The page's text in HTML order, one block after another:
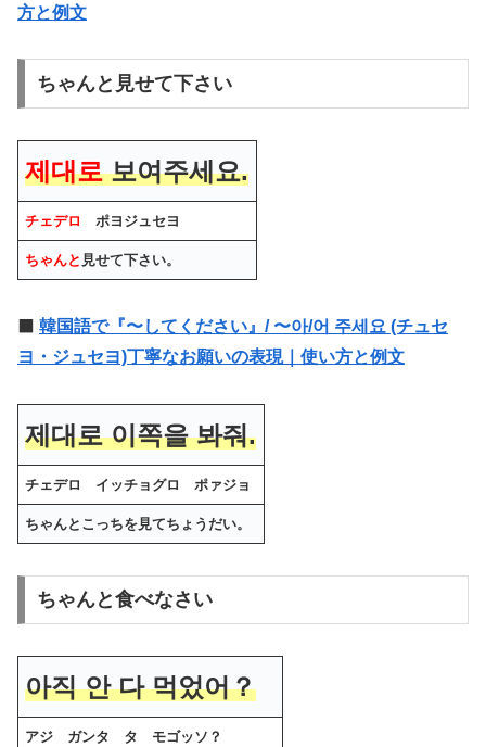
方と例文
ちゃんと見せて下さい
제대로보여주세요.
チェデロ ポヨジュセヨ
ちゃんと 見せて下さい。
韓国語で『〜してください』/ 〜아/어 주세요 (チュセ
ヨ・ジュセヨ)丁寧なお願いの表現｜使い方と例文
제대로 이쪽을 봐줘.
チェデロ イッチョグロ ポァジョ
ちゃんとこっちを見てちょうだい。
ちゃんと食べなさい
아직 안 다 먹었어？
アジ ガンタ タ モゴッソ？